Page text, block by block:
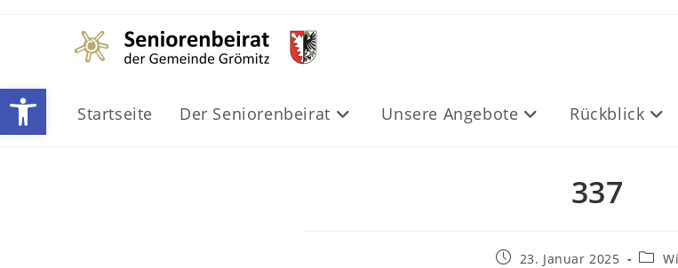
Werkzeugleiste öffnen
Startseite Der Seniorenbeirat Unsere Angebote Rückblick
337
23. Januar 2025